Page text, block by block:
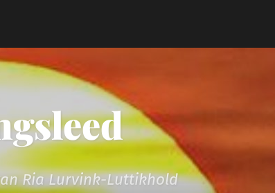
Ria Lurvink-Luttikhold